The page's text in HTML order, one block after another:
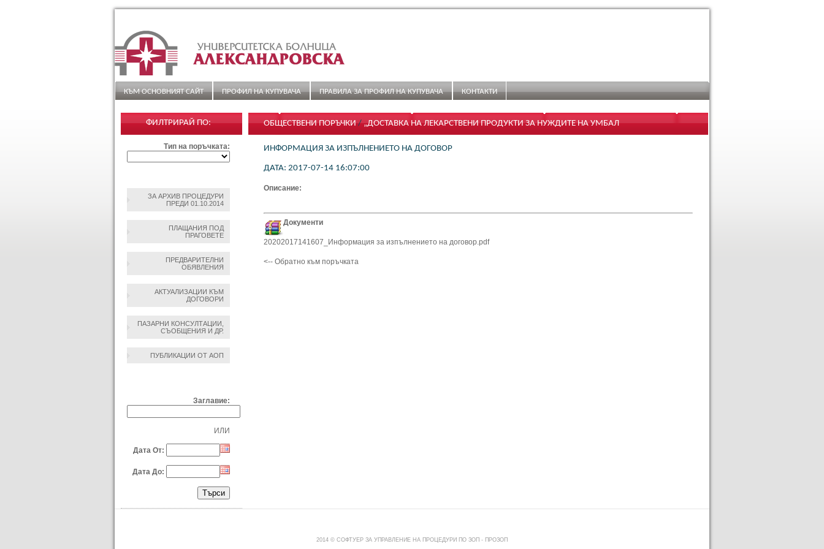
КЪМ ОСНОВНИЯТ САЙТ ПРОФИЛ НА КУПУВАЧА ПРАВИЛА ЗА ПРОФИЛ НА КУПУВАЧА КОНТАКТИ
ФИЛТРИРАЙ ПО:
Тип на поръчката:
ЗА АРХИВ ПРОЦЕДУРИ
ПРЕДИ 01.10.2014
ПЛАЩАНИЯ ПОД
ПРАГОВЕТЕ
ПРЕДВАРИТЕЛНИ
ОБЯВЛЕНИЯ
АКТУАЛИЗАЦИИ КЪМ
ДОГОВОРИ
ПАЗАРНИ КОНСУЛТАЦИИ,
СЪОБЩЕНИЯ И ДР.
ПУБЛИКАЦИИ ОТ АОП
Заглавие:
ИЛИ
Дата От:
Дата До:
ОБЩЕСТВЕНИ ПОРЪЧКИ/„ДОСТАВКА НА ЛЕКАРСТВЕНИ ПРОДУКТИ ЗА НУЖДИТЕ НА УМБАЛ
ИНФОРМАЦИЯ ЗА ИЗПЪЛНЕНИЕТО НА ДОГОВОР
ДАТА: 2017-07-14 16:07:00
Описание:
Документи
20202017141607_Информация за изпълнението на договор.pdf
<-- Обратно към поръчката
2014 © СОФТУЕР ЗА УПРАВЛЕНИЕ НА ПРОЦЕДУРИ ПО ЗОП - ПРОЗОП